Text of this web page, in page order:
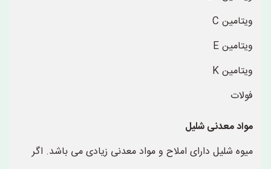
ویتامین C
ویتامین E
ویتامین K
فولات
مواد معدنی شلیل
میوه شلیل دارای املاح و مواد معدنی زیادی می باشد. اگر